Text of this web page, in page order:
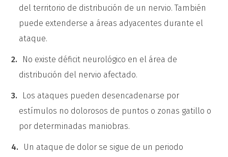
del territorio de distribución de un nervio. También
puede extenderse a áreas adyacentes durante el
ataque.
No existe déficit neurológico en el área de
distribución del nervio afectado.
Los ataques pueden desencadenarse por
estímulos no dolorosos de puntos o zonas gatillo o
por determinadas maniobras.
Un ataque de dolor se sigue de un periodo